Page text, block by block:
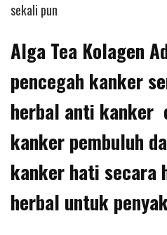
sekali pun
Alga Tea Kolagen
pencegah kanker
herbal anti kanker
kanker pembuluh
kanker hati secara
herbal untuk